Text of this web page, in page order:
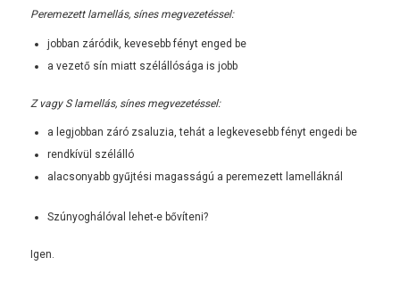
Peremezett lamellás, sínes megvezetéssel:
jobban záródik, kevesebb fényt enged be
a vezető sín miatt szélállósága is jobb
Z vagy S lamellás, sínes megvezetéssel:
a legjobban záró zsaluzia, tehát a legkevesebb fényt engedi be
rendkívül szélálló
alacsonyabb gyűjtési magasságú a peremezett lamelláknál
Szúnyoghálóval lehet-e bővíteni?
Igen.